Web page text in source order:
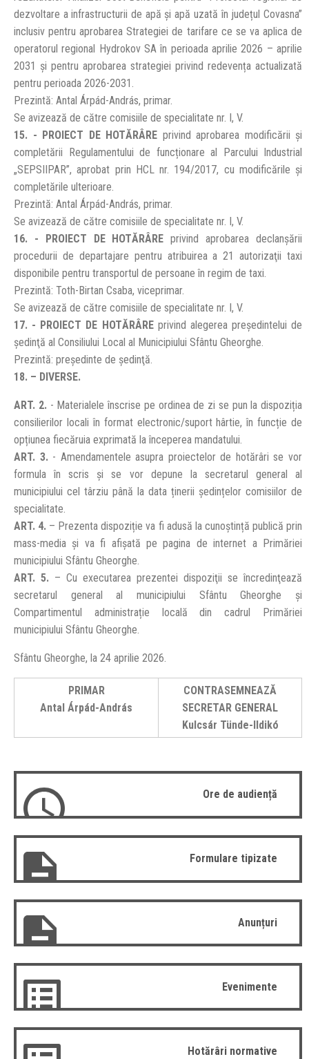
dezvoltare a infrastructurii de apă și apă uzată în județul Covasna”
inclusiv pentru aprobarea Strategiei de tarifare ce se va aplica de
operatorul regional Hydrokov SA în perioada aprilie 2026 – aprilie
2031 și pentru aprobarea strategiei privind redevența actualizată
pentru perioada 2026-2031.
Prezintă: Antal Árpád-András, primar.
Se avizează de către comisiile de specialitate nr. I, V.
15. - PROIECT DE HOTĂRÂRE privind aprobarea modificării și
completării Regulamentului de funcționare al Parcului Industrial
„SEPSIIPAR”, aprobat prin HCL nr. 194/2017, cu modificările și
completările ulterioare.
Prezintă: Antal Árpád-András, primar.
Se avizează de către comisiile de specialitate nr. I, V.
16. - PROIECT DE HOTĂRÂRE privind aprobarea declanşării
procedurii de departajare pentru atribuirea a 21 autorizaţii taxi
disponibile pentru transportul de persoane în regim de taxi.
Prezintă: Toth-Birtan Csaba, viceprimar.
Se avizează de către comisiile de specialitate nr. I, V.
17. - PROIECT DE HOTĂRÂREprivind alegerea preşedintelui de
şedinţă al Consiliului Local al Municipiului Sfântu Gheorghe.
Prezintă: preşedinte de şedinţă.
18. – DIVERSE.
ART. 2. - Materialele înscrise pe ordinea de zi se pun la dispoziția
consilierilor locali în format electronic/suport hârtie, în funcție de
opțiunea fiecăruia exprimată la începerea mandatului.
ART. 3. - Amendamentele asupra proiectelor de hotărâri se vor
formula în scris și se vor depune la secretarul general al
municipiului cel târziu până la data ținerii ședințelor comisiilor de
specialitate.
ART. 4. – Prezenta dispoziție va fi adusă la cunoștință publică prin
mass-media și va fi afișată pe pagina de internet a Primăriei
municipiului Sfântu Gheorghe.
ART. 5. – Cu executarea prezentei dispoziţii se încredinţează
secretarul general al municipiului Sfântu Gheorghe și
Compartimentul administrație locală din cadrul Primăriei
municipiului Sfântu Gheorghe.
Sfântu Gheorghe, la 24 aprilie 2026.
PRIMAR
Antal Árpád-András
CONTRASEMNEAZĂ
SECRETAR GENERAL
Kulcsár Tünde-Ildikó
Ore de audiență
Formulare tipizate
Anunțuri
Evenimente
Hotărâri normative